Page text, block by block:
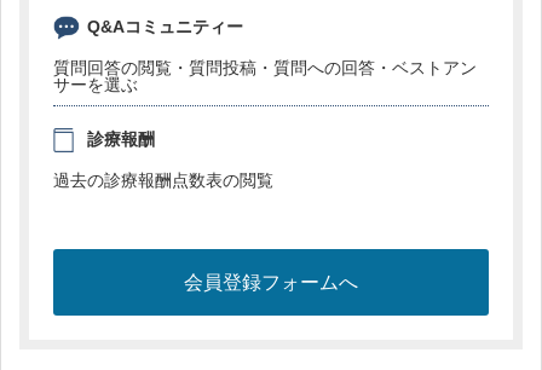
Q&Aコミュニティー
質問回答の閲覧・質問投稿・質問への回答・ベストアン
サーを選ぶ
診療報酬
過去の診療報酬点数表の閲覧
会員登録フォームへ